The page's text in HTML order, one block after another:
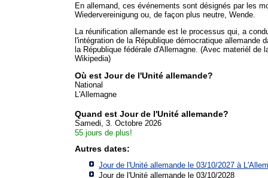
En allemand, ces événements sont désignés par les
Wiedervereinigung ou, de façon plus neutre, Wende.
La réunification allemande est le processus qui, a
l'intégration de la République démocratique allemande
la République fédérale d'Allemagne. (Avec materiél de
Wikipedia)
Où est Jour de l'Unité allemande?
National
L'Allemagne
Quand est Jour de l'Unité allemande?
Samedi, 3. Octobre 2026
55 jours de plus!
Autres dates:
Jour de l'Unité allemande le 03/10/2027 à
Jour de l'Unité allemande le 03/10/2028